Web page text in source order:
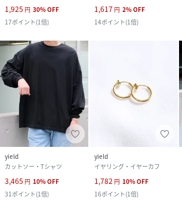
1,925 円 30%OFF
17ポイント(1倍)
1,617 円 2%OFF
14ポイント(1倍)
yield
カットソー・Tシャツ
3,465 円 10%OFF
31 ポイント(1倍)
yield
イヤリング・イヤーカフ
1,782 円 10%OFF
16ポイント(1倍)